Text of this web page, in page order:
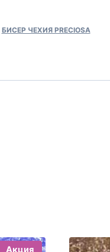
БИСЕР ЧЕХИЯ PRECIOSA